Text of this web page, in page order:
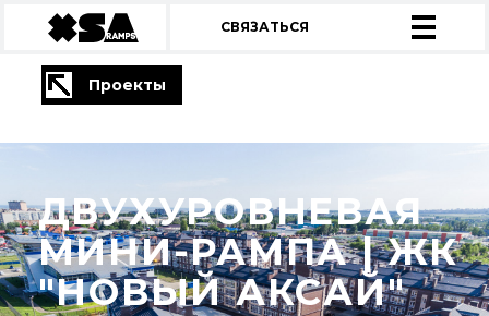
СВЯЗАТЬСЯ
Проекты
ДВУХУРОВНЕВАЯ
МИНИ-РАМПА | ЖК
"НОВЫЙ АКСАЙ"